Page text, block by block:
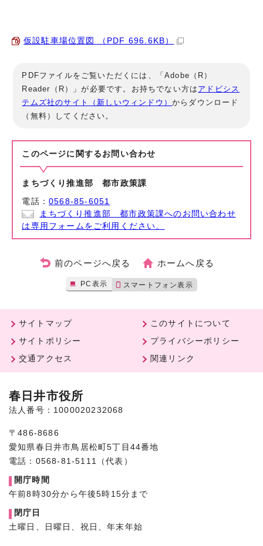
仮設駐車場位置図 （PDF 696.6KB）
PDFファイルをご覧いただくには、「Adobe（R）
Reader（R）」が必要です。お持ちでない方は アドビシス
テムズ社のサイト（新しいウィンドウ）からダウンロード
（無料）してください。
このページに関する お問い合わせ
まちづくり推進部 都市政策課
電話：0568-85-6051
まちづくり推進部 都市政策課へのお問い合わせ
は専用フォームをご利用ください。
前のページへ戻る ホームへ戻る
PC表示 スマートフォン表示
サイトマップ
このサイトについて
サイトポリシー
プライバシーポリシー
交通アクセス
関連リンク
春日井市役所
法人番号：1000020232068
〒486-8686
愛知県春日井市鳥居松町5丁目44番地
電話：0568-81-5111（代表）
開庁時間
午前8時30分から午後5時15分まで
閉庁日
土曜日、日曜日、祝日、年末年始